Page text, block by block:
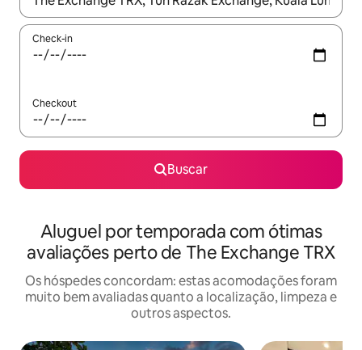
Check-in
Checkout
Buscar
Aluguel por temporada com ótimas
avaliações perto de The Exchange TRX
Os hóspedes concordam: estas acomodações foram
muito bem avaliadas quanto a localização, limpeza e
outros aspectos.